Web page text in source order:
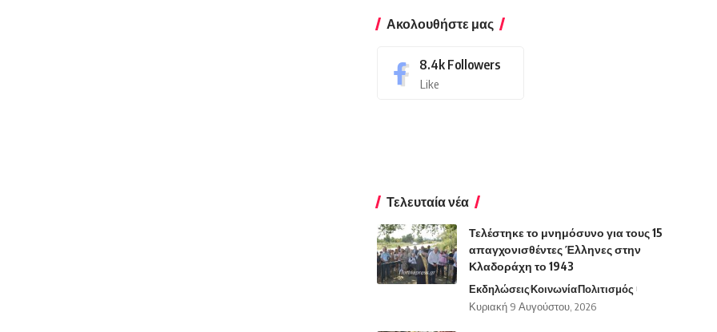
Ακολουθήστε μας
8.4k Followers
Like
Τελευταία νέα
Τελέστηκε το μνημόσυνο για τους 15
απαγχονισθέντες Έλληνες στην
Κλαδοράχη το 1943
ΕκδηλώσειςΚοινωνίαΠολιτισμός
Κυριακή 9 Αυγούστου, 2026